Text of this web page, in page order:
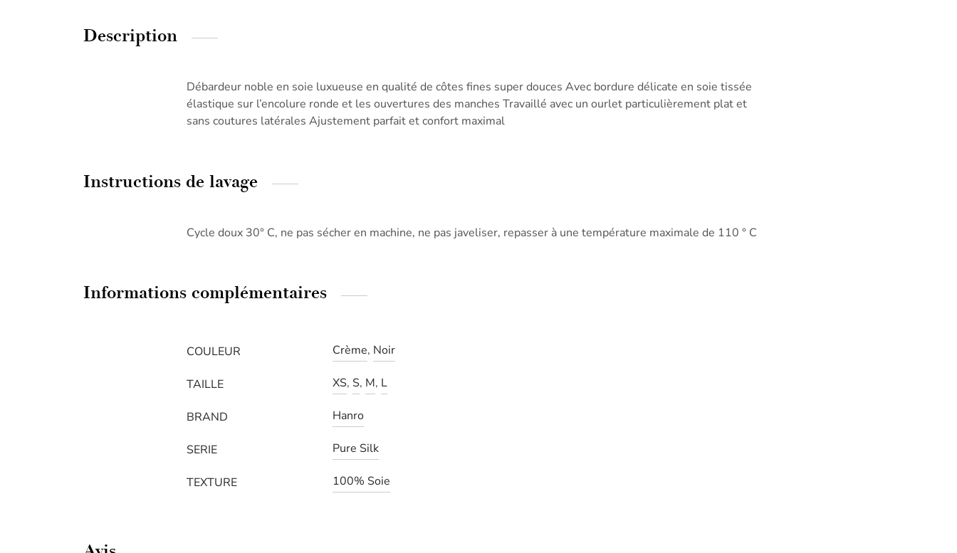
Description
Débardeur noble en soie luxueuse en qualité de côtes fines super douces Avec bordure délicate en soie tissée
élastique sur l’encolure ronde et les ouvertures des manches Travaillé avec un ourlet particulièrement plat et
sans coutures latérales Ajustement parfait et confort maximal
Instructions de lavage
Cycle doux 30° C, ne pas sécher en machine, ne pas javeliser, repasser à une température maximale de 110 ° C
Informations complémentaires
COULEUR Crème, Noir
TAILLE XS, S, M, L
BRAND Hanro
SERIE Pure Silk
TEXTURE 100% Soie